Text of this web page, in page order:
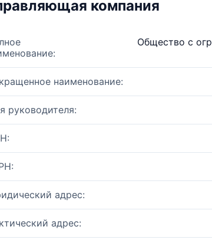
компания
Общество с
наименование:
руководителя:
адрес:
адрес: